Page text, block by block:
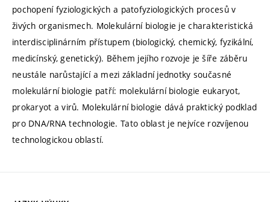
pochopení fyziologických a patofyziologických procesů v
živých organismech. Molekulární biologie je charakteristická
interdisciplinárním přístupem (biologický, chemický, fyzikální,
medicínský, genetický). Během jejího rozvoje je šíře záběru
neustále narůstající a mezi základní jednotky současné
molekulární biologie patří: molekulární biologie eukaryot,
prokaryot a virů. Molekulární biologie dává praktický podklad
pro DNA/RNA technologie. Tato oblast je nejvíce rozvíjenou
technologickou oblastí.